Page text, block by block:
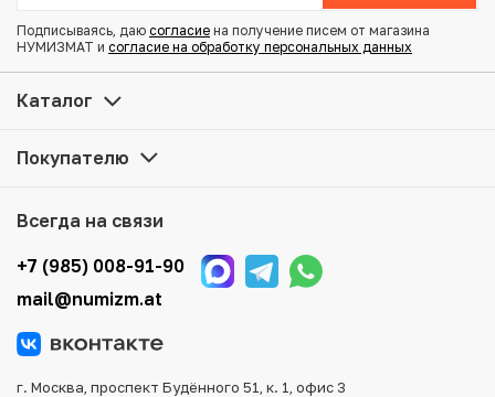
Купить 50 вон 2017 года Южная Корея по
привлекательной цене можно в нашем интернет-
магазине — Вам достаточно оформить заказ на сайте.
Все монеты, представленные в каталоге, находятся в
Мы доставим Ваш заказ в любой регион России, кроме
оплаты и доставки заказа. Все отправления надежно и
тщательно упаковываются, что исключает возможность
повреждения во время доставки.
Подписываясь, даю согласие на получение писем от магазина
НУМИЗМАТ и согласие на обработку персональных данных
Каталог
Покупателю
Всегда на связи
+7 (985) 008-91-90
mail@numizm.at
г. Москва, проспект Будённого 51, к. 1, офис 3